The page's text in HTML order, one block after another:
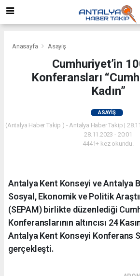
Anasayfa Asayiş
Cumhuriyet’in
Konferansları
Kadın”
ASAYIŞ
(Antalya Haber Takip ) - Antalya Haber Takip |
28.11.2023 - 20:01
4441+ kez okundu.
Antalya Kent Konseyi ve Antalya
Sosyal, Ekonomik ve Politik
(SEPAM) birlikte düzenlediği
Konferanslarının altıncısı 24
Antalya Kent Konseyi Konferans
gerçekleşti.